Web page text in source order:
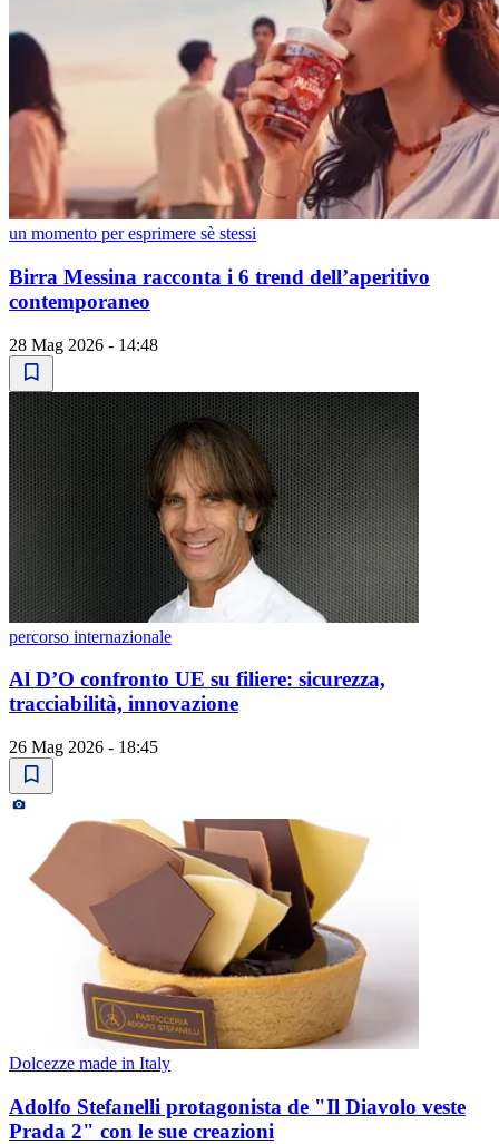
un momento per esprimere sè stessi
Birra Messina racconta i 6 trend dell’aperitivo
contemporaneo
28 Mag 2026 - 14:48
percorso internazionale
Al D’O confronto UE su filiere: sicurezza,
tracciabilità, innovazione
26 Mag 2026 - 18:45
Dolcezze made in Italy
Adolfo Stefanelli protagonista de "Il Diavolo veste
Prada 2" con le sue creazioni